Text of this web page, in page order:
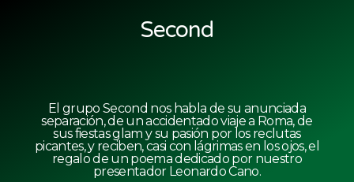
Second
El grupo Second nos habla de su anunciada
separación, de un accidentado viaje a Roma, de
sus fiestas glam y su pasión por los reclutas
picantes, y reciben, casi con lágrimas en los ojos, el
regalo de un poema dedicado por nuestro
presentador Leonardo Cano.